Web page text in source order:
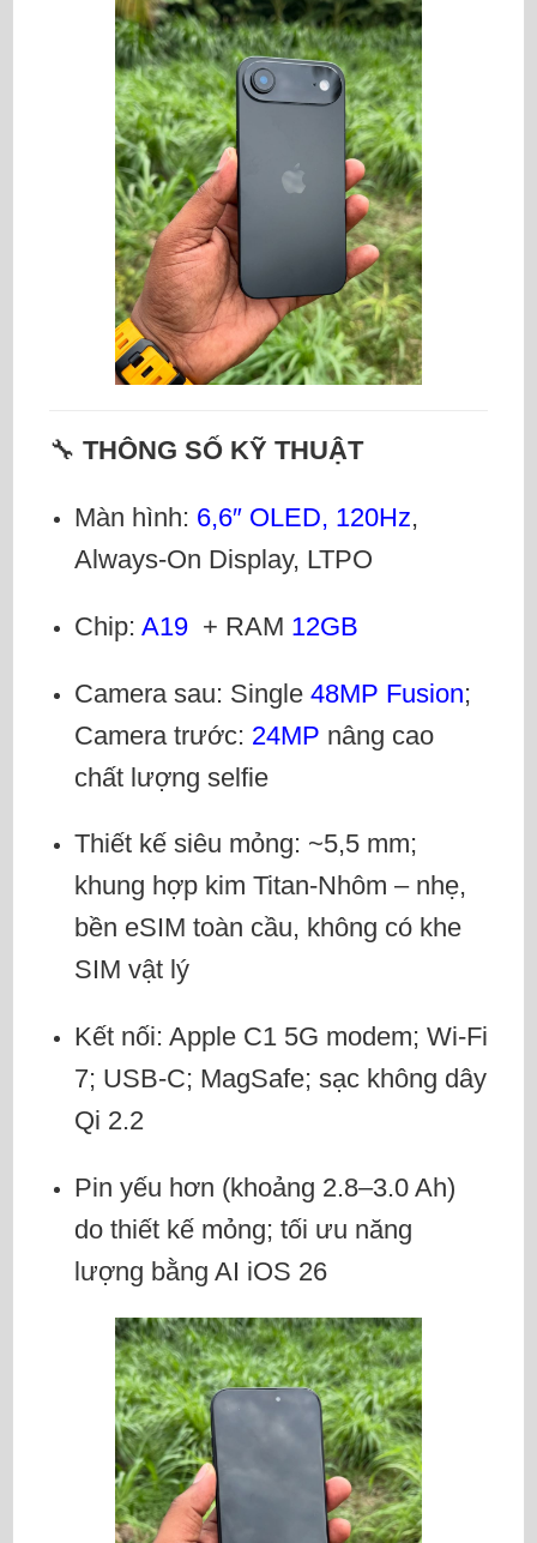
🔧 THÔNG SỐ KỸ THUẬT
Màn hình: 6,6″ OLED, 120Hz,
Always-On Display, LTPO
Chip: A19+ RAM 12GB
Camera sau: Single 48MP Fusion;
Camera trước: 24MP nâng cao
chất lượng selfie
Thiết kế siêu mỏng: ~5,5 mm;
khung hợp kim Titan-Nhôm – nhẹ,
bền eSIM toàn cầu, không có khe
SIM vật lý
Kết nối: Apple C1 5G modem; Wi-Fi
7; USB-C; MagSafe; sạc không dây
Qi 2.2
Pin yếu hơn (khoảng 2.8–3.0 Ah)
do thiết kế mỏng; tối ưu năng
lượng bằng AI iOS 26